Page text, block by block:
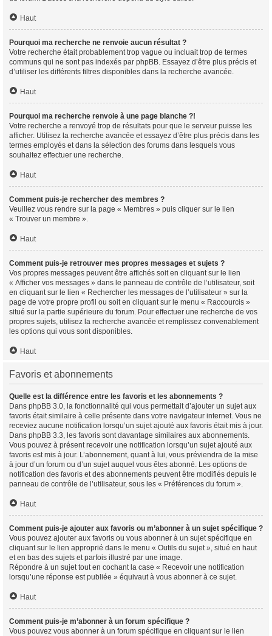
Haut
Pourquoi ma recherche ne renvoie aucun résultat ?
Votre recherche était probablement trop vague ou incluait trop de termes
communs qui ne sont pas indexés par phpBB. Essayez d’être plus précis et
d’utiliser les différents filtres disponibles dans la recherche avancée.
Haut
Pourquoi ma recherche renvoie à une page blanche ?!
Votre recherche a renvoyé trop de résultats pour que le serveur puisse les
afficher. Utilisez la recherche avancée et essayez d’être plus précis dans les
termes employés et dans la sélection des forums dans lesquels vous
souhaitez effectuer une recherche.
Haut
Comment puis-je rechercher des membres ?
Veuillez vous rendre sur la page « Membres » puis cliquer sur le lien
« Trouver un membre ».
Haut
Comment puis-je retrouver mes propres messages et sujets ?
Vos propres messages peuvent être affichés soit en cliquant sur le lien
« Afficher vos messages » dans le panneau de contrôle de l’utilisateur, soit
en cliquant sur le lien « Rechercher les messages de l’utilisateur » sur la
page de votre propre profil ou soit en cliquant sur le menu « Raccourcis »
situé sur la partie supérieure du forum. Pour effectuer une recherche de vos
propres sujets, utilisez la recherche avancée et remplissez convenablement
les options qui vous sont disponibles.
Haut
Favoris et abonnements
Quelle est la différence entre les favoris et les abonnements ?
Dans phpBB 3.0, la fonctionnalité qui vous permettait d’ajouter un sujet aux
favoris était similaire à celle présente dans votre navigateur internet. Vous ne
receviez aucune notification lorsqu’un sujet ajouté aux favoris était mis à jour.
Dans phpBB 3.3, les favoris sont davantage similaires aux abonnements.
Vous pouvez à présent recevoir une notification lorsqu’un sujet ajouté aux
favoris est mis à jour. L’abonnement, quant à lui, vous préviendra de la mise
à jour d’un forum ou d’un sujet auquel vous êtes abonné. Les options de
notification des favoris et des abonnements peuvent être modifiés depuis le
panneau de contrôle de l’utilisateur, sous les « Préférences du forum ».
Haut
Comment puis-je ajouter aux favoris ou m’abonner à un sujet spécifique ?
Vous pouvez ajouter aux favoris ou vous abonner à un sujet spécifique en
cliquant sur le lien approprié dans le menu « Outils du sujet », situé en haut
et en bas des sujets et parfois illustré par une image.
Répondre à un sujet tout en cochant la case « Recevoir une notification
lorsqu’une réponse est publiée » équivaut à vous abonner à ce sujet.
Haut
Comment puis-je m’abonner à un forum spécifique ?
Vous pouvez vous abonner à un forum spécifique en cliquant sur le lien